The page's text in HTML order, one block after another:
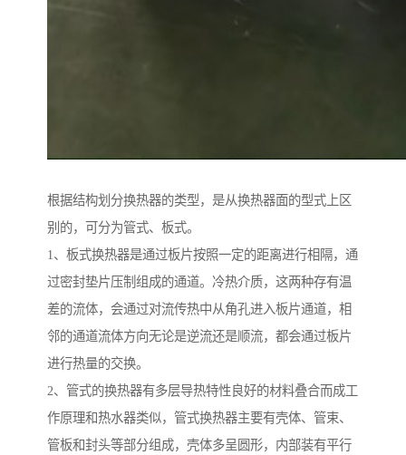
根据结构划分换热器的类型，是从换热器面的型式上区
别的，可分为管式、板式。
1、板式换热器是通过板片按照一定的距离进行相隔，通
过密封垫片压制组成的通道。冷热介质，这两种存有温
差的流体，会通过对流传热中从角孔进入板片通道，相
邻的通道流体方向无论是逆流还是顺流，都会通过板片
进行热量的交换。
2、管式的换热器有多层导热特性良好的材料叠合而成工
作原理和热水器类似，管式换热器主要有壳体、管束、
管板和封头等部分组成，壳体多呈圆形，内部装有平行